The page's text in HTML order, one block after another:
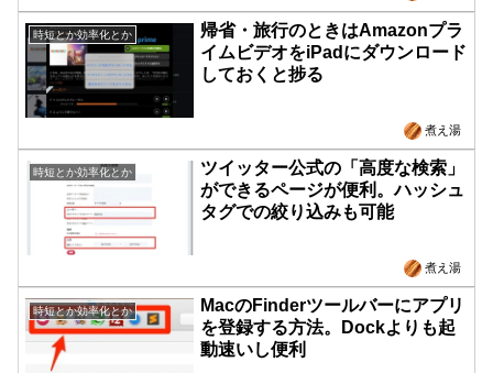
時短とか効率化とか
帰省・旅行のときはAmazonプラ
イムビデオをiPadにダウンロード
しておくと捗る
煮え湯
時短とか効率化とか
ツイッター公式の「高度な検索」
ができるページが便利。ハッシュ
タグでの絞り込みも可能
煮え湯
時短とか効率化とか
MacのFinderツールバーにアプリ
を登録する方法。Dockよりも起
動速いし便利